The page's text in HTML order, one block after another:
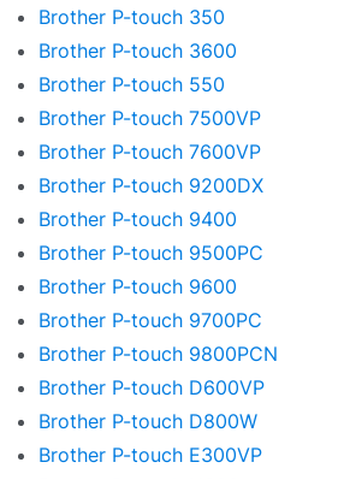
Brother P-touch 350
Brother P-touch 3600
Brother P-touch 550
Brother P-touch 7500VP
Brother P-touch 7600VP
Brother P-touch 9200DX
Brother P-touch 9400
Brother P-touch 9500PC
Brother P-touch 9600
Brother P-touch 9700PC
Brother P-touch 9800PCN
Brother P-touch D600VP
Brother P-touch D800W
Brother P-touch E300VP